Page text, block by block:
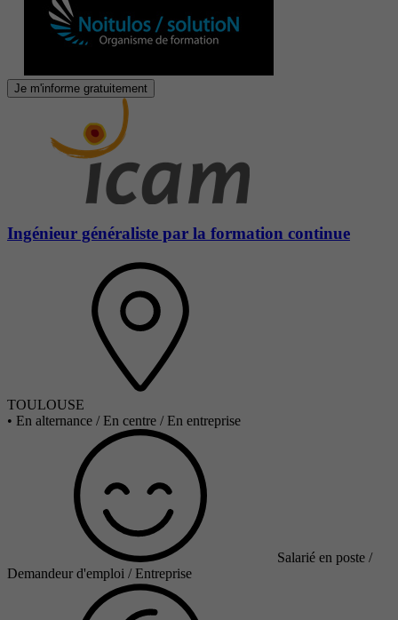
Je m'informe gratuitement
Ingénieur généraliste par la formation continue
TOULOUSE
• En alternance / En centre / En entreprise
Salarié en poste /
Demandeur d'emploi / Entreprise